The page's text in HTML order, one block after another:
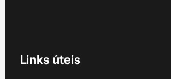
Links úteis